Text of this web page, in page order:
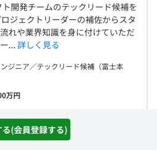
(会員登録する)
開発チームのテックリード候補を
ジェクトリーダーの補佐からスタ
れや業界知識を身に付けていただ
... 詳しく見る
ジニア／テックリード候補（富士本
万円
C++